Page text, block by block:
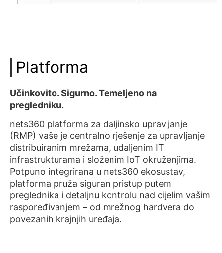
Platforma
Učinkovito. Sigurno. Temeljeno na
pregledniku.
nets360 platforma za daljinsko upravljanje
(RMP) vaše je centralno rješenje za upravljanje
distribuiranim mrežama, udaljenim IT
infrastrukturama i složenim IoT okruženjima.
Potpuno integrirana u nets360 ekosustav,
platforma pruža siguran pristup putem
preglednika i detaljnu kontrolu nad cijelim vašim
raspoređivanjem – od mrežnog hardvera do
povezanih krajnjih uređaja.